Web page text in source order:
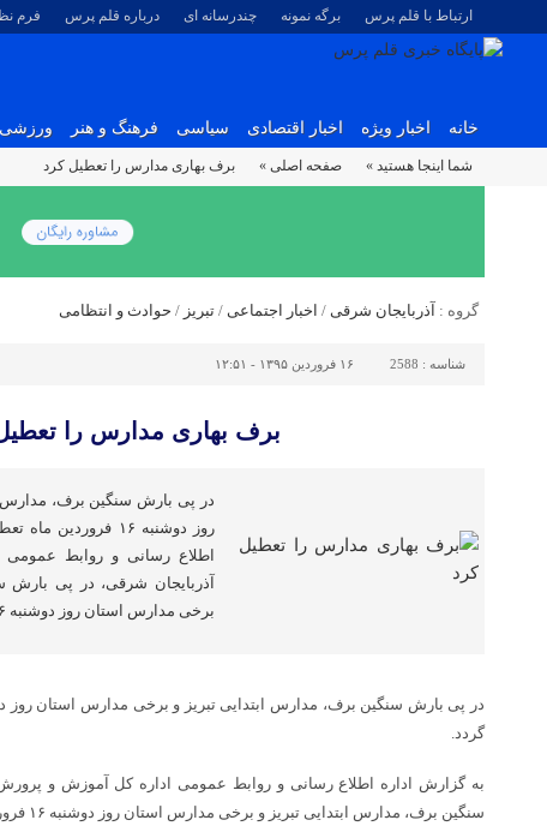
ارتباط با قلم پرس برگه نمونه چندرسانه ای درباره قلم پرس فرم
خانه اخبار ویژه اخبار اقتصادی سیاسی فرهنگ و هنر ورزشی
شما اینجا هستید » صفحه اصلی » برف بهاری مدارس را تعطیل کرد
گروه : آذربایجان شرقی / اخبار اجتماعی / تبریز / حوادث و انتظامی
شناسه : 2588 ۱۶ فروردین ۱۳۹۵ - ۱۲:۵۱
برف بهاری مدارس را
در پی بارش سنگین برف، مدارس
روز دوشنبه ۱۶
اطلاع رسانی و روابط
آذربایجان شرقی، در پی بارش
برخی مدارس استان روز دوشنبه ۱۶ فروردین ماه تعطیل اعلام […]
گردد.
به گزارش اداره اطلاع رسانی و روابط عمومی اداره کل آموزش و
سنگین برف، مدارس ابتدایی تبریز و برخی مدارس استان روز دوشنبه ۱۶ فروردین ماه تعطیل اعلام می گردد.